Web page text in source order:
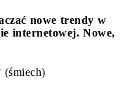
nowe trendy w
internetowej. Nowe,
(śmiech)